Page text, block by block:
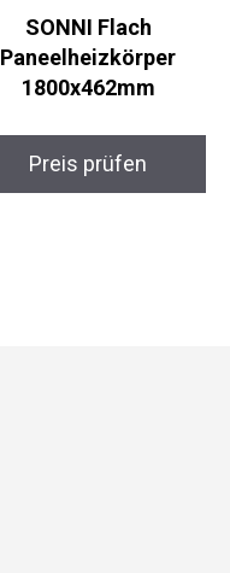
SONNI Flach
Paneelheizkörper
1800x462mm
Preis prüfen